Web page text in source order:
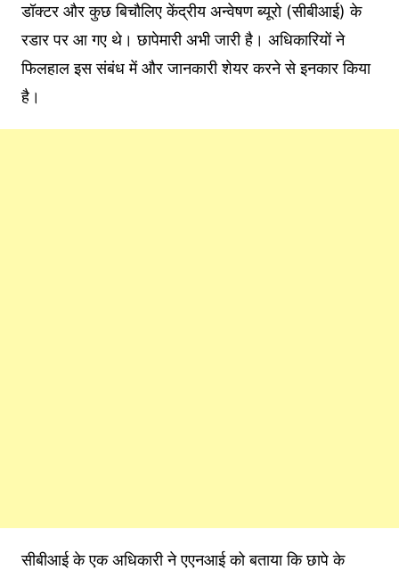
डॉक्टर और कुछ बिचौलिए केंद्रीय अन्वेषण ब्यूरो (सीबीआई) के
रडार पर आ गए थे। छापेमारी अभी जारी है। अधिकारियों ने
फिलहाल इस संबंध में और जानकारी शेयर करने से इनकार किया
है।
सीबीआई के एक अधिकारी ने एएनआई को बताया कि छापे के